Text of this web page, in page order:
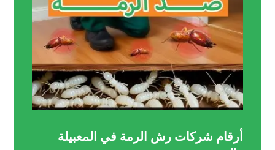
أرقام شركات رش الرمة في المعبيلة